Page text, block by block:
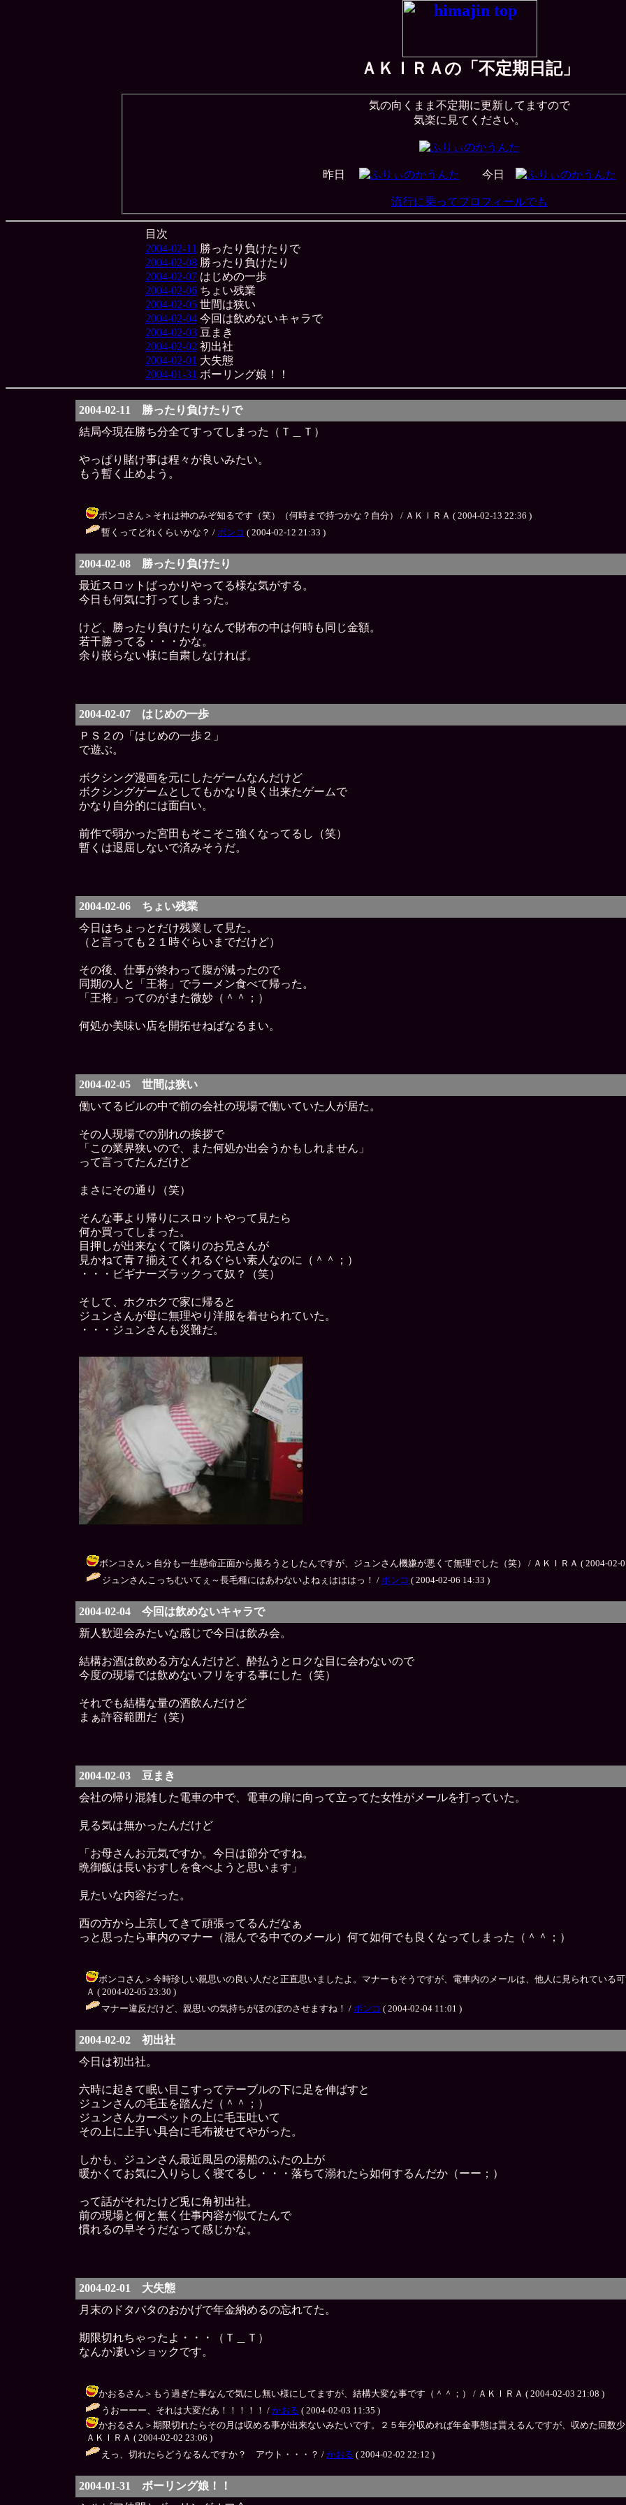
ＡＫＩＲＡの「不定期日記」
気の向くまま不定期に更新してますので
気楽に見てください。
昨日 今日
流行に乗ってプロフィールでも
目次
2004-02-11 勝ったり負けたりで
2004-02-08勝ったり負けたり
2004-02-07はじめの一歩
2004-02-06ちょい残業
2004-02-05世間は狭い
2004-02-04今回は飲めないキャラで
2004-02-03豆まき
2004-02-02 初出社
2004-02-01 大失態
2004-01-31 ボーリング娘！！
2004-02-11 勝ったり負けたりで
結局今現在勝ち分全てすってしまった（Ｔ＿Ｔ）
やっぱり賭け事は程々が良いみたい。
もう暫く止めよう。
ボンコさん＞それは神のみぞ知るです（笑）（何時まで持つかな？自分） / ＡＫＩＲＡ ( 2004-02-13 22:36 )
暫くってどれくらいかな？ / ボンコ ( 2004-02-12 21:33 )
2004-02-08 勝ったり負けたり
最近スロットばっかりやってる様な気がする。
今日も何気に打ってしまった。
けど、勝ったり負けたりなんで財布の中は何時も同じ金額。
若干勝ってる・・・かな。
余り嵌らない様に自粛しなければ。
2004-02-07 はじめの一歩
ＰＳ２の「はじめの一歩２」
で遊ぶ。
ボクシング漫画を元にしたゲームなんだけど
ボクシングゲームとしてもかなり良く出来たゲームで
かなり自分的には面白い。
前作で弱かった宮田もそこそこ強くなってるし（笑）
暫くは退屈しないで済みそうだ。
2004-02-06 ちょい残業
今日はちょっとだけ残業して見た。
（と言っても２１時ぐらいまでだけど）
その後、仕事が終わって腹が減ったので
同期の人と「王将」でラーメン食べて帰った。
「王将」ってのがまた微妙（＾＾；）
何処か美味い店を開拓せねばなるまい。
2004-02-05 世間は狭い
働いてるビルの中で前の会社の現場で働いていた人が居た。
その人現場での別れの挨拶で
「この業界狭いので、また何処か出会うかもしれません」
って言ってたんだけど
まさにその通り（笑）
そんな事より帰りにスロットやって見たら
何か買ってしまった。
目押しが出来なくて隣りのお兄さんが
見かねて青７揃えてくれるぐらい素人なのに（＾＾；）
・・・ビギナーズラックって奴？（笑）
そして、ホクホクで家に帰ると
ジュンさんが母に無理やり洋服を着せられていた。
・・・ジュンさんも災難だ。
ボンコさん＞自分も一生懸命正面から撮ろうとしたんですが、ジュンさん機嫌が悪くて無理でした（笑） / ＡＫＩＲＡ ( 2004-02-
ジュンさんこっちむいてぇ～長毛種にはあわないよねぇはははっ！ / ボンコ ( 2004-02-06 14:33 )
2004-02-04 今回は飲めないキャラで
新人歓迎会みたいな感じで今日は飲み会。
結構お酒は飲める方なんだけど、酔払うとロクな目に会わないので
今度の現場では飲めないフリをする事にした（笑）
それでも結構な量の酒飲んだけど
まぁ許容範囲だ（笑）
2004-02-03 豆まき
会社の帰り混雑した電車の中で、電車の扉に向って立ってた女性がメールを打っていた。
見る気は無かったんだけど
「お母さんお元気ですか。今日は節分ですね。
晩御飯は長いおすしを食べようと思います」
見たいな内容だった。
西の方から上京してきて頑張ってるんだなぁ
っと思ったら車内のマナー（混んでる中でのメール）何て如何でも良くなってしまった（＾＾；）
ボンコさん＞今時珍しい親思いの良い人だと正直思いましたよ。マナーもそうですが、電車内のメールは、他人に見られている
Ａ ( 2004-02-05 23:30 )
マナー違反だけど、親思いの気持ちがほのぼのさせますね！ / ボンコ ( 2004-02-04 11:01 )
2004-02-02 初出社
今日は初出社。
六時に起きて眠い目こすってテーブルの下に足を伸ばすと
ジュンさんの毛玉を踏んだ（＾＾；）
ジュンさんカーペットの上に毛玉吐いて
その上に上手い具合に毛布被せてやがった。
しかも、ジュンさん最近風呂の湯船のふたの上が
暖かくてお気に入りらしく寝てるし・・・落ちて溺れたら如何するんだか（ーー；）
って話がそれたけど兎に角初出社。
前の現場と何と無く仕事内容が似てたんで
慣れるの早そうだなって感じかな。
2004-02-01 大失態
月末のドタバタのおかげで年金納めるの忘れてた。
期限切れちゃったよ・・・（Ｔ＿Ｔ）
なんか凄いショックです。
かおるさん＞もう過ぎた事なんで気にし無い様にしてますが、結構大変な事です（＾＾；） / ＡＫＩＲＡ ( 2004-02-03 21:08 )
うおーーー、それは大変だあ！！！！！ / かおる ( 2004-02-03 11:35 )
かおるさん＞期限切れたらその月は収める事が出来ないみたいです。２５年分収めれば年金事態は貰えるんですが、収めた回数
ＡＫＩＲＡ ( 2004-02-02 23:06 )
えっ、切れたらどうなるんですか？ アウト・・・？ / かおる ( 2004-02-02 22:12 )
2004-01-31 ボーリング娘！！